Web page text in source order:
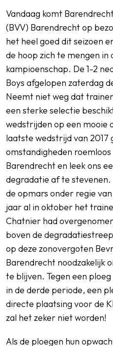
Vandaag komt
(BVV) Barendrecht op
het heel goed dit seizoen
de hoop zich te mengen in
kampioenschap. De 1-2
Boys afgelopen zaterdag
Neemt niet weg dat
een sterke selectie
wedstrijden op een mooie
laatste wedstrijd van 2017
omstandigheden
Barendrecht en leek ons
degradatie af te
de opmars onder regie
jaar al in oktober het
Chatnier had
boven de
op deze zonovergoten
Barendrecht noodzakelijk
te blijven. Tegen een
in de derde periode, een
directe plaatsing voor de
zal het zeker niet worden!
Als de ploegen hun